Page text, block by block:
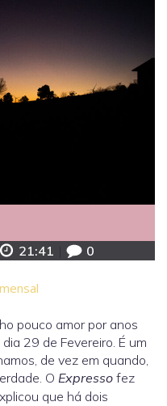
21:41 0
pouco amor por anos
29 de Fevereiro. É um
de vez em quando,
O Expresso fez
que há dois